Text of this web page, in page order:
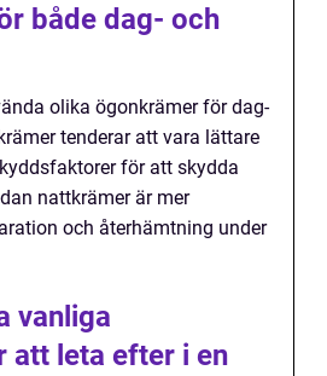
både dag- och
olika ögonkrämer för dag-
tenderar att vara lättare
för att skydda
nattkrämer är mer
och återhämtning under
vanliga
att leta efter i en